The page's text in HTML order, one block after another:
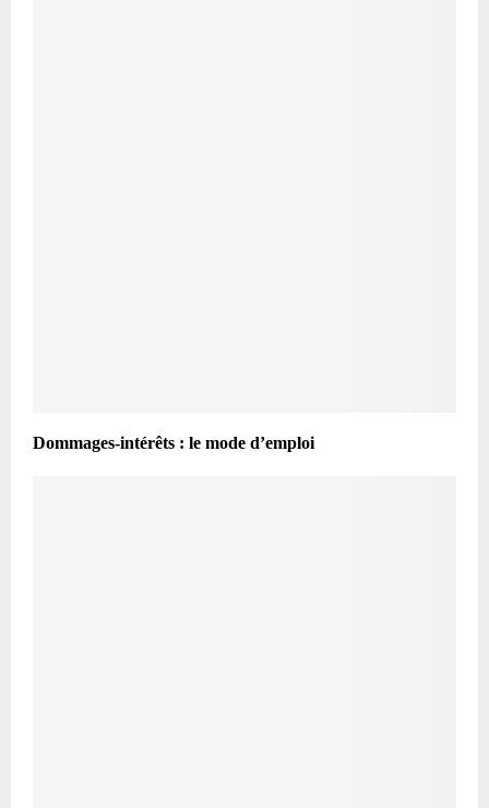
Dommages-intérêts : le mode d’emploi